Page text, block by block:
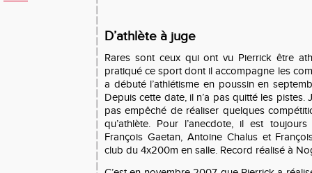
D’athlète à juge
Rares sont ceux qui ont vu Pierrick être
pratiqué ce sport dont il accompagne les
a débuté l’athlétisme en poussin en
Depuis cette date, il n’a pas quitté les pistes.
pas empêché de réaliser quelques
qu’athlète. Pour l’anecdote, il est
François Gaetan, Antoine Chalus et
club du 4x200m en salle. Record réalisé à